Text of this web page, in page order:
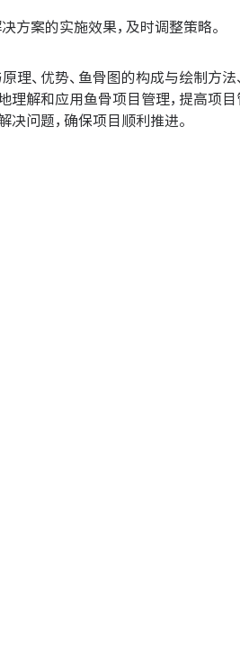
方案的实施效果，及时调整策略。
理、优势、鱼骨图的构成与绘制方
理解和应用鱼骨项目管理，提高项
问题，确保项目顺利推进。